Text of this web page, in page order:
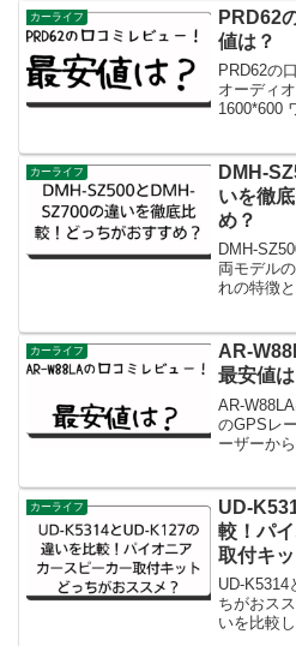
ンダ車へ
車...
カーライフ
PRD62
値は？
PRD62の
オーディ
1600*600
S...
カーライフ
DMH-
いを徹
め？
DMH-
両モデル
れの特徴
カーライフ
AR-
最安値は
AR-
のGPSレ
ーザーか
す。「受
ーザー式
で安心し
警告機能
立ちます
素晴らし
確な位置
害・危機
カーライフ
UD-
較！パ
取付キ
UD-K5314
ちがおス
いを比較